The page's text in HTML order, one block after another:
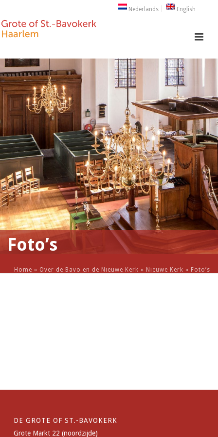
Nederlands English
Foto’s
Home » Over de Bavo en de Nieuwe Kerk » Nieuwe Kerk » Foto’s
DE GROTE OF ST.-BAVOKERK
Grote Markt 22 (noordzijde)